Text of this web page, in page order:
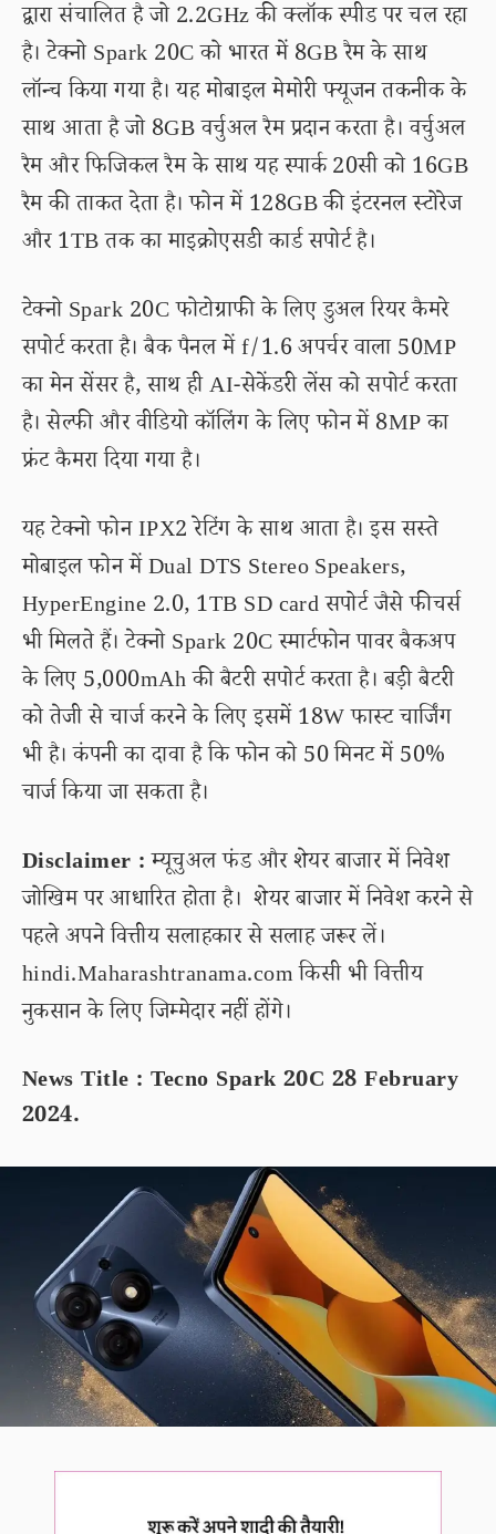
द्वारा संचालित है जो 2.2GHz की क्लॉक स्पीड पर चल रहा
है। टेक्नो Spark 20C को भारत में 8GB रैम के साथ
लॉन्च किया गया है। यह मोबाइल मेमोरी फ्यूजन तकनीक के
साथ आता है जो 8GB वर्चुअल रैम प्रदान करता है। वर्चुअल
रैम और फिजिकल रैम के साथ यह स्पार्क 20सी को 16GB
रैम की ताकत देता है। फोन में 128GB की इंटरनल स्टोरेज
और 1TB तक का माइक्रोएसडी कार्ड सपोर्ट है।
टेक्नो Spark 20C फोटोग्राफी के लिए डुअल रियर कैमरे
सपोर्ट करता है। बैक पैनल में f/1.6 अपर्चर वाला 50MP
का मेन सेंसर है, साथ ही AI-सेकेंडरी लेंस को सपोर्ट करता
है। सेल्फी और वीडियो कॉलिंग के लिए फोन में 8MP का
फ्रंट कैमरा दिया गया है।
यह टेक्नो फोन IPX2 रेटिंग के साथ आता है। इस सस्ते
मोबाइल फोन में Dual DTS Stereo Speakers,
HyperEngine 2.0, 1TB SD card सपोर्ट जैसे फीचर्स
भी मिलते हैं। टेक्नो Spark 20C स्मार्टफोन पावर बैकअप
के लिए 5,000mAh की बैटरी सपोर्ट करता है। बड़ी बैटरी
को तेजी से चार्ज करने के लिए इसमें 18W फास्ट चार्जिंग
भी है। कंपनी का दावा है कि फोन को 50 मिनट में 50%
चार्ज किया जा सकता है।
Disclaimer :म्यूचुअल फंड और शेयर बाजार में निवेश
जोखिम पर आधारित होता है। शेयर बाजार में निवेश करने से
पहले अपने वित्तीय सलाहकार से सलाह जरूर लें।
hindi.Maharashtranama.com किसी भी वित्तीय
नुकसान के लिए जिम्मेदार नहीं होंगे।
News Title : Tecno Spark 20C 28 February
2024.